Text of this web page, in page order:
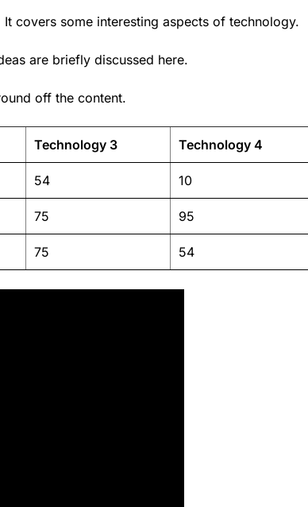
covers some interesting aspects of technology.
are briefly discussed here.
off the content.
Technology 3 Technology 4
54 10
75 95
75 54